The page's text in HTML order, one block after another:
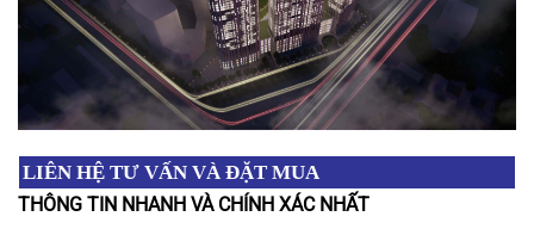
LIÊN HỆ TƯ VẤN VÀ ĐẶT MUA
THÔNG TIN NHANH VÀ CHÍNH XÁC NHẤT